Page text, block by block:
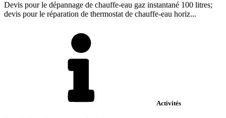
Devis pour le dépannage de chauffe-eau gaz instantané 100 litres;
devis pour le réparation de thermostat de chauffe-eau horiz...
Activités